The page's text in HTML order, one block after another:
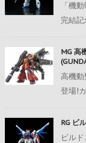
「機
完結
MG 高
高機動
登場!
RG ビ
ビル